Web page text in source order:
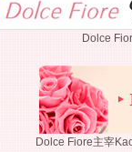
Dolce
Dolce Fiore主宰